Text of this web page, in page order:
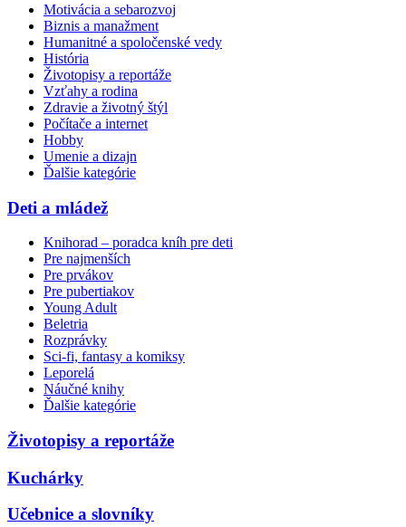
Motivácia a sebarozvoj
Biznis a manažment
Humanitné a spoločenské vedy
História
Životopisy a reportáže
Vzťahy a rodina
Zdravie a životný štýl
Počítače a internet
Hobby
Umenie a dizajn
Ďalšie kategórie
Deti a mládež
Knihorad – poradca kníh pre deti
Pre najmenších
Pre prvákov
Pre pubertiakov
Young Adult
Beletria
Rozprávky
Sci-fi, fantasy a komiksy
Leporelá
Náučné knihy
Ďalšie kategórie
Životopisy a reportáže
Kuchárky
Učebnice a slovníky